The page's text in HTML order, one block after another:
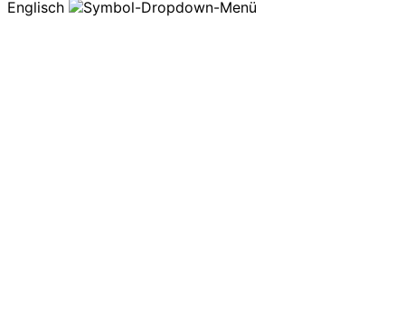
Englisch